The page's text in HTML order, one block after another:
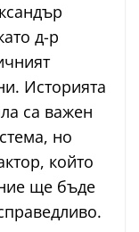
д-р
Историята
са важен
но
който
ще бъде